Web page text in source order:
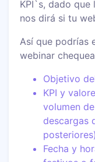
KPI`s, dado que
nos dirá si tu
Así que podrías
webinar
Objetivo
KPI y
volumen
descargas
posteriores)
Fecha y